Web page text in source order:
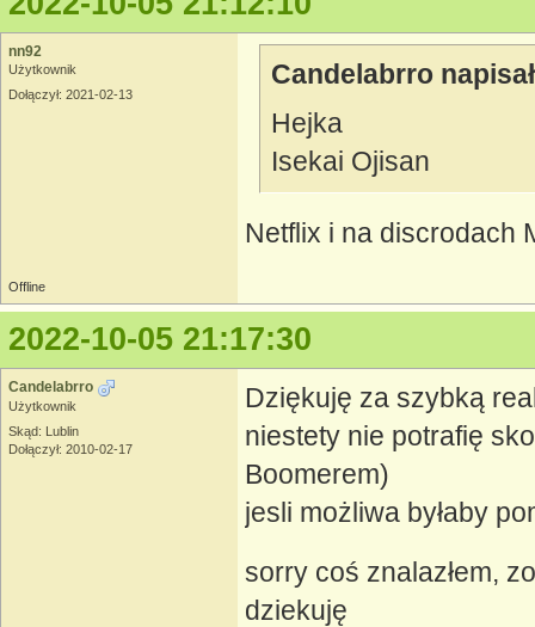
nn92
Użytkownik
Dołączył: 2021-02-13
Candelabrro
Hejka
Isekai Ojisan
Netflix i na discrodach
Offline
2022-10-05 21:17:30
Candelabrro
Użytkownik
Skąd: Lublin
Dołączył: 2010-02-17
Dziękuję za szybką
niestety nie potrafię
Boomerem)
jesli możliwa byłaby
sorry coś znalazłem,
dziekuję